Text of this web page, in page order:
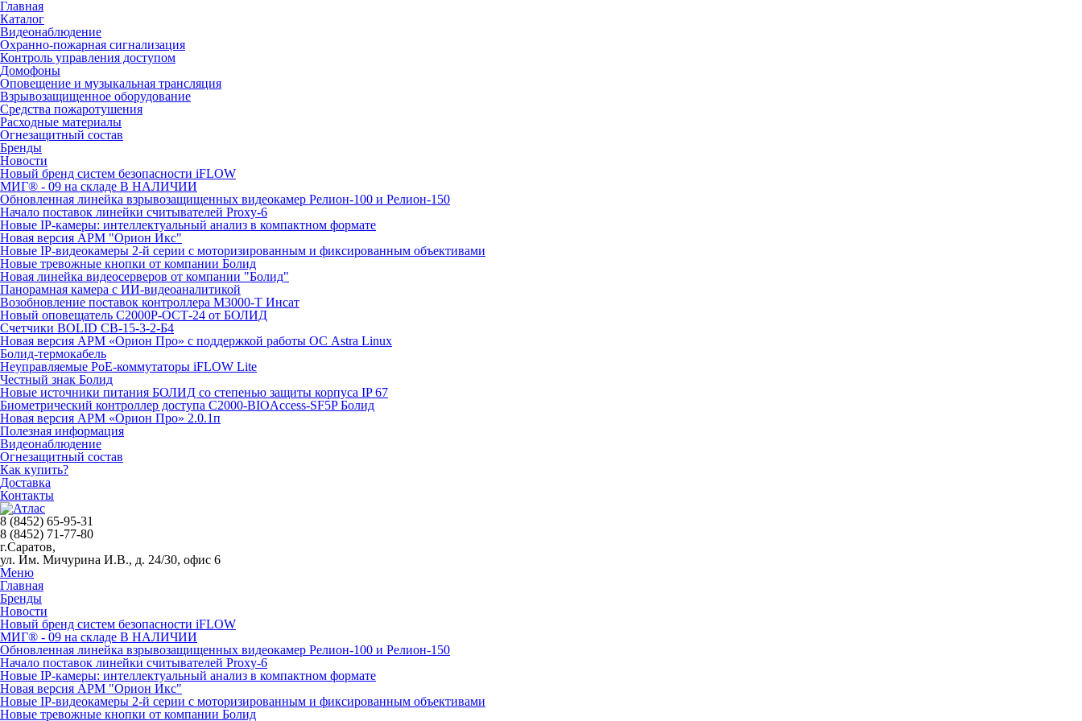
Главная
Каталог
Видеонаблюдение
Охранно-пожарная сигнализация
Контроль управления доступом
Домофоны
Оповещение и музыкальная трансляция
Взрывозащищенное оборудование
Средства пожаротушения
Расходные материалы
Огнезащитный состав
Бренды
Новости
Новый бренд систем безопасности iFLOW
МИГ® - 09 на складе В НАЛИЧИИ
Обновленная линейка взрывозащищенных видеокамер Релион-100 и Релион-150
Начало поставок линейки считывателей Proxy-6
Новые IP-камеры: интеллектуальный анализ в компактном формате
Новая версия АРМ "Орион Икс"
Новые IP-видеокамеры 2-й серии с моторизированным и фиксированным объективами
Новые тревожные кнопки от компании Болид
Новая линейка видеосерверов от компании "Болид"
Панорамная камера с ИИ-видеоаналитикой
Возобновление поставок контроллера М3000-Т Инсат
Новый оповещатель С2000Р-ОСТ-24 от БОЛИД
Счетчики BOLID СВ-15-3-2-Б4
Новая версия АРМ «Орион Про» с поддержкой работы ОС Astra Linux
Болид-термокабель
Неуправляемые PoE-коммутаторы iFLOW Lite
Честный знак Болид
Новые источники питания БОЛИД со степенью защиты корпуса IP 67
Биометрический контроллер доступа С2000-BIOAccess-SF5P Болид
Новая версия АРМ «Орион Про» 2.0.1п
Полезная информация
Видеонаблюдение
Огнезащитный состав
Как купить?
Доставка
Контакты
8 (8452) 65-95-31
8 (8452) 71-77-80
г.Саратов,
ул. Им. Мичурина И.В., д. 24/30, офис 6
Меню
Главная
Бренды
Новости
Новый бренд систем безопасности iFLOW
МИГ® - 09 на складе В НАЛИЧИИ
Обновленная линейка взрывозащищенных видеокамер Релион-100 и Релион-150
Начало поставок линейки считывателей Proxy-6
Новые IP-камеры: интеллектуальный анализ в компактном формате
Новая версия АРМ "Орион Икс"
Новые IP-видеокамеры 2-й серии с моторизированным и фиксированным объективами
Новые тревожные кнопки от компании Болид